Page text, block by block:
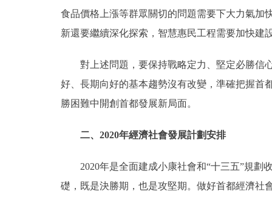
食品價格上漲等群眾關切的問題需要下大力氣加
新還要繼續深化探索，智慧惠民工程需要加快建
對上述問題，要保持戰略定力、堅定必勝信心
好、長期向好的基本趨勢沒有改變，準確把握首
勝困難中開創首都發展新局面。
二、2020年經濟社會發展計劃安排
2020年是全面建成小康社會和“十三五”規劃
礎，既是決勝期，也是攻堅期。做好首都經濟社